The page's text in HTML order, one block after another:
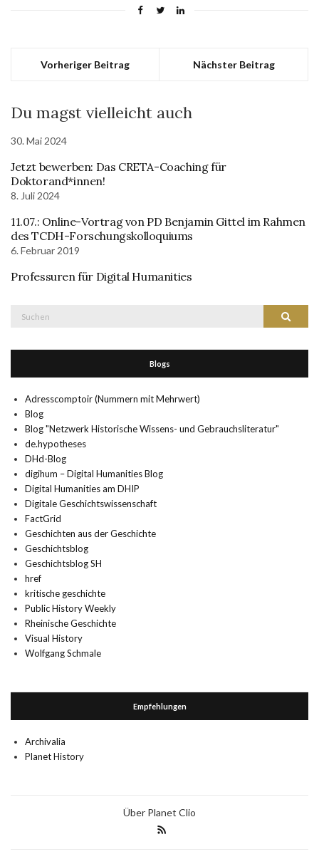
Vorheriger Beitrag Nächster Beitrag
Du magst vielleicht auch
30. Mai 2024
Jetzt bewerben: Das CRETA-Coaching für
Doktorand*innen!
8. Juli 2024
11.07.: Online-Vortrag von PD Benjamin Gittel im Rahmen
des TCDH-Forschungskolloquiums
6. Februar 2019
Professuren für Digital Humanities
Suchen
Blogs
Adresscomptoir (Nummern mit Mehrwert)
Blog
Blog "Netzwerk Historische Wissens- und Gebrauchsliteratur"
de.hypotheses
DHd-Blog
digihum – Digital Humanities Blog
Digital Humanities am DHIP
Digitale Geschichtswissenschaft
FactGrid
Geschichten aus der Geschichte
Geschichtsblog
Geschichtsblog SH
href
kritische geschichte
Public History Weekly
Rheinische Geschichte
Visual History
Wolfgang Schmale
Empfehlungen
Archivalia
Planet History
Über Planet Clio